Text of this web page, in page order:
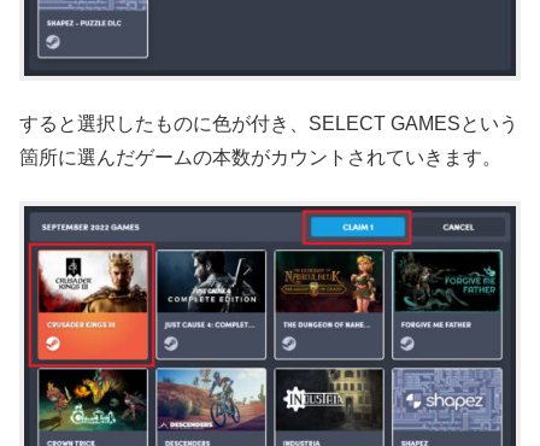
すると選択したものに色が付き、SELECT GAMESという
箇所に選んだゲームの本数がカウントされていきます。